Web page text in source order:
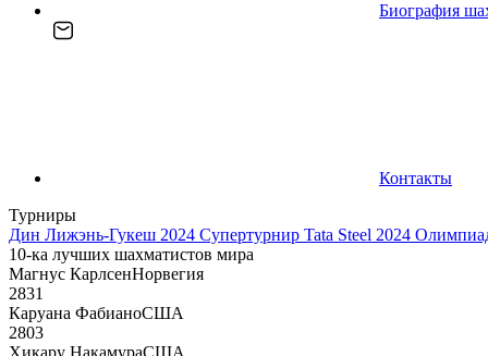
Биография
Контакты
Турниры
Дин Лижэнь-Гукеш 2024 Супертурнир Tata Steel 2024
10-ка лучших шахматистов мира
Магнус КарлсенНорвегия
2831
Каруана ФабианоСША
2803
Хикару НакамураСША